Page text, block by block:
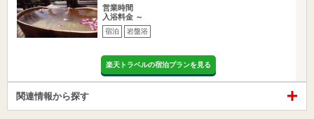
営業時間
入浴料金 ～
宿泊 岩盤浴
楽天トラベルの宿泊プランを見る
関連情報から探す